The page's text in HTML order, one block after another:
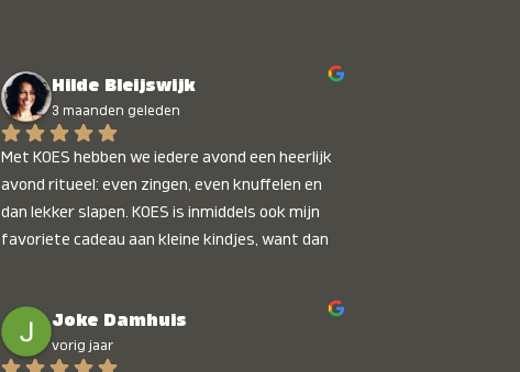
Hilde Bleijswijk
3 maanden geleden
Met KOES hebben we iedere avond een heerlijk
avond ritueel: even zingen, even knuffelen en
dan lekker slapen. KOES is inmiddels ook mijn
favoriete cadeau aan kleine kindjes, want dan
onbetaalbaar :)
Joke Damhuis
vorig jaar